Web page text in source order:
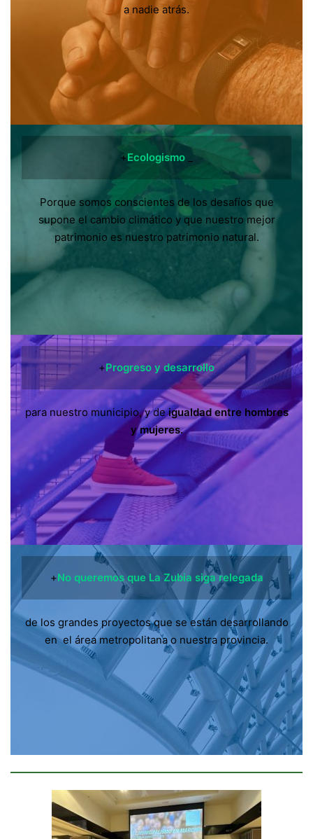
a nadie atrás.
+Ecologismo
Porque somos conscientes de los desafíos que
supone el cambio climático y que nuestro mejor
patrimonio es nuestro patrimonio natural.
+Progreso y desarrollo
para nuestro municipio, y deigualdad entre hombres
y mujeres.
+No queremos que La Zubia siga relegada
de los grandes proyectos que se están desarrollando
en el área metropolitana o nuestra provincia.